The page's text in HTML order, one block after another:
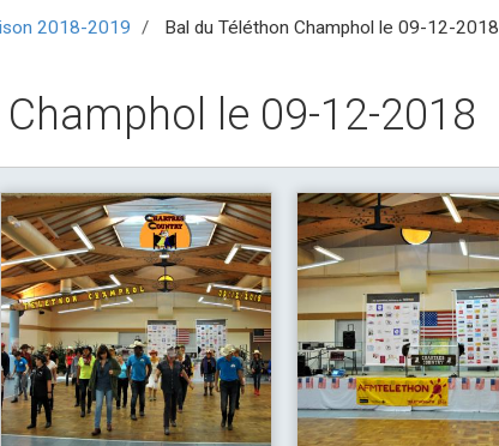
2018-2019 Bal du Téléthon Champhol le 09-12-2018
le 09-12-2018